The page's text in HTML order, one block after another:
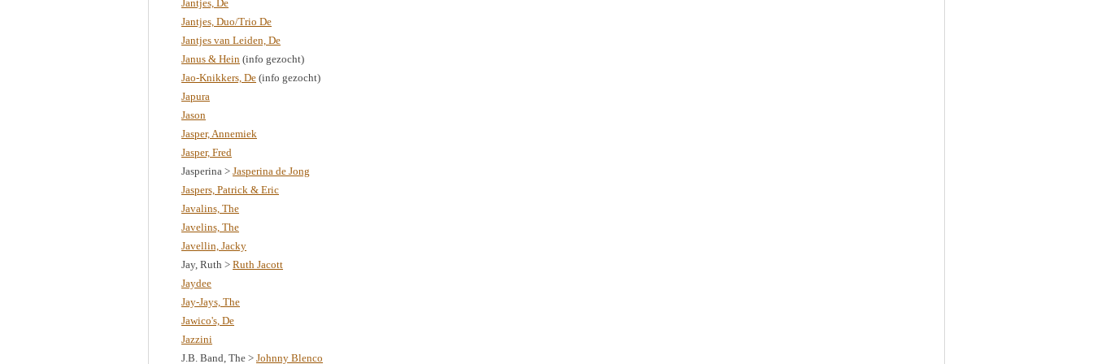
Jantjes, De
Jantjes, Duo/Trio De
Jantjes van Leiden, De
Janus & Hein (info gezocht)
Jao-Knikkers, De (info gezocht)
Japura
Jason
Jasper, Annemiek
Jasper, Fred
Jasperina > Jasperina de Jong
Jaspers, Patrick & Eric
Javalins, The
Javelins, The
Javellin, Jacky
Jay, Ruth > Ruth Jacott
Jaydee
Jay-Jays, The
Jawico's, De
Jazzini
J.B. Band, The > Johnny Blenco